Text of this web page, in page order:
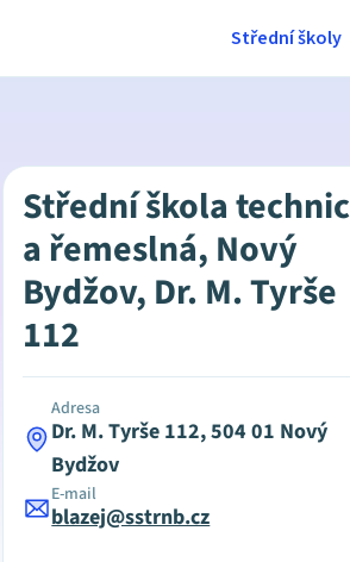
Střední školy
Střední škola
a řemeslná, Nový
Bydžov, Dr. M. Tyrše
112
Adresa
Dr. M. Tyrše 112, 504 01 Nový
Bydžov
E-mail
blazej@sstrnb.cz